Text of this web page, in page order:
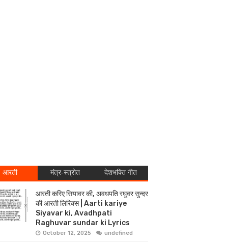
आरती मंत्र-स्त्रोत देशभक्ति गीत
आरती करिए सियावर की, अवधपति रघुवर सुन्दर
की आरती लिरिक्स | Aarti kariye
Siyavar ki, Avadhpati
Raghuvar sundar ki Lyrics
October 12, 2025 undefined